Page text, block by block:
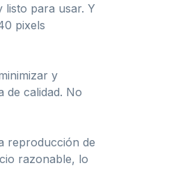
listo para usar. Y
pixels
y
de calidad. No
reproducción de
razonable, lo